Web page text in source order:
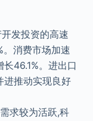
发投资的高速
消费市场加速
46.1%。进出口
进推动实现良好
求较为活跃,科